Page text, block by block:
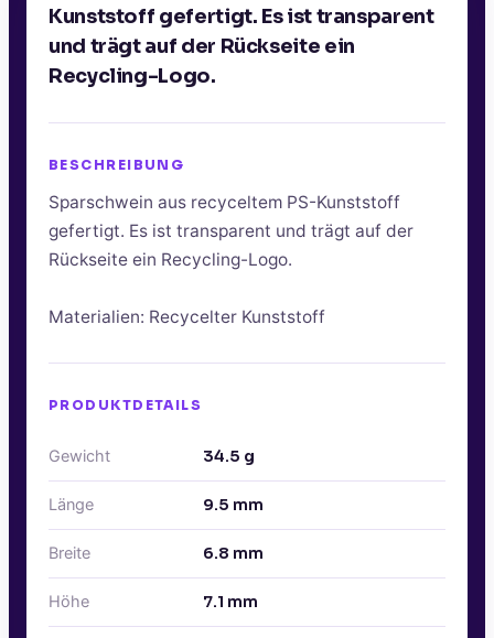
Kunststoff gefertigt. Es ist transparent
und trägt auf der Rückseite ein
Recycling-Logo.
BESCHREIBUNG
Sparschwein aus recyceltem PS-Kunststoff
gefertigt. Es ist transparent und trägt auf der
Rückseite ein Recycling-Logo.
Materialien: Recycelter Kunststoff
PRODUKTDETAILS
Gewicht 34.5 g
Länge 9.5 mm
Breite 6.8 mm
Höhe 7.1 mm